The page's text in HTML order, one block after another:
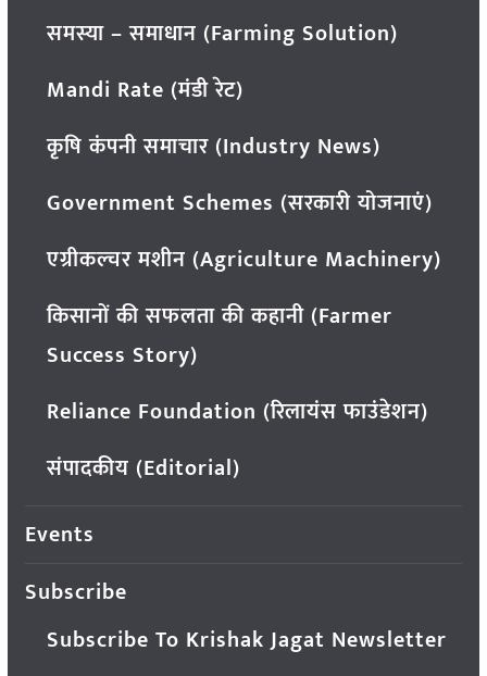
समस्या – समाधान (Farming Solution)
Mandi Rate (मंडी रेट)
कृषि कंपनी समाचार (Industry News)
Government Schemes (सरकारी योजनाएं)
एग्रीकल्चर मशीन (Agriculture Machinery)
किसानों की सफलता की कहानी (Farmer
Success Story)
Reliance Foundation (रिलायंस फाउंडेशन)
संपादकीय (Editorial)
Events
Subscribe
Subscribe To Krishak Jagat Newsletter